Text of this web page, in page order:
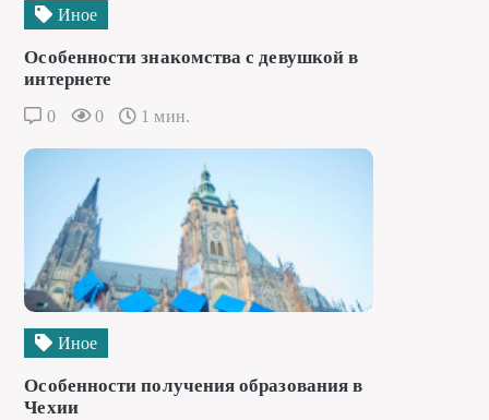
Иное
Особенности знакомства с девушкой в
интернете
0 0 1 мин.
Иное
Особенности получения образования в
Чехии